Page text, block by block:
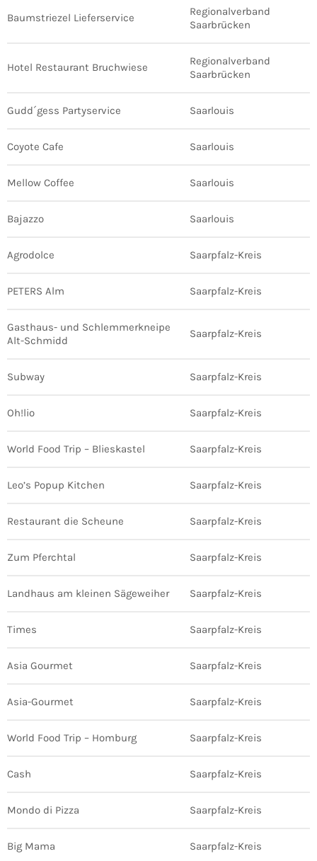
Baumstriezel Lieferservice
Regionalverband
Saarbrücken
Hotel Restaurant Bruchwiese
Regionalverband
Saarbrücken
Gudd´gess Partyservice Saarlouis
Coyote Cafe Saarlouis
Mellow Coffee Saarlouis
Bajazzo Saarlouis
Agrodolce Saarpfalz-Kreis
PETERS Alm Saarpfalz-Kreis
Gasthaus- und Schlemmerkneipe
Alt-Schmidd
Saarpfalz-Kreis
Subway Saarpfalz-Kreis
Oh!lio Saarpfalz-Kreis
World Food Trip – Blieskastel Saarpfalz-Kreis
Leo’s Popup Kitchen Saarpfalz-Kreis
Restaurant die Scheune Saarpfalz-Kreis
Zum Pferchtal Saarpfalz-Kreis
Landhaus am kleinen Sägeweiher Saarpfalz-Kreis
Times Saarpfalz-Kreis
Asia Gourmet Saarpfalz-Kreis
Asia-Gourmet Saarpfalz-Kreis
World Food Trip – Homburg Saarpfalz-Kreis
Cash Saarpfalz-Kreis
Mondo di Pizza Saarpfalz-Kreis
Big Mama Saarpfalz-Kreis